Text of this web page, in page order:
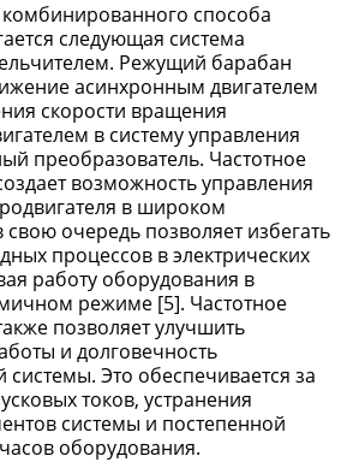
способа
следующая система
Режущий барабан
асинхронным двигателем
скорости вращения
в систему управления
преобразователь. Частотное
возможность управления
в широком
свою очередь позволяет избегать
процессов в электрических
работу оборудования в
режиме [5]. Частотное
позволяет улучшить
и долговечность
системы. Это обеспечивается за
токов, устранения
системы и постепенной
оборудования.